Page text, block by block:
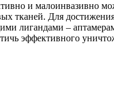
и малоинвазивно
Для
лигандами –
эффективного